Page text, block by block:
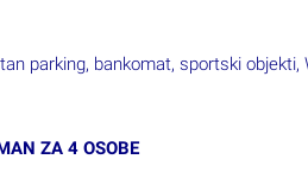
parking, bankomat, sportski
ZA 4 OSOBE